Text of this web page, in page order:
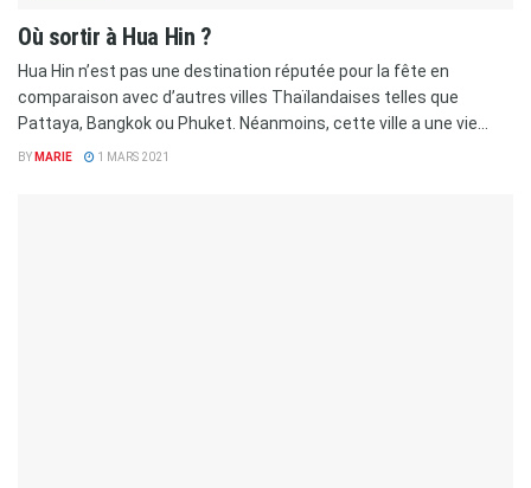
Où sortir à Hua Hin ?
Hua Hin n’est pas une destination réputée pour la fête en
comparaison avec d’autres villes Thaïlandaises telles que
Pattaya, Bangkok ou Phuket. Néanmoins, cette ville a une vie...
BY MARIE 1 MARS 2021